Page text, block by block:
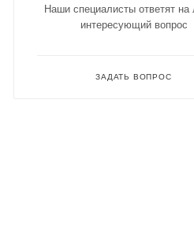
Наши специалисты ответят
интересующий вопрос
ЗАДАТЬ ВОПРОС